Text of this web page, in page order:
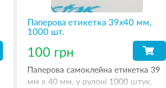
Паперова етикетка 39х40 мм,
1000 шт.
100 грн
Паперова самоклейна етикетка 39
мм х 40 мм, у рулоні 1000 штук.